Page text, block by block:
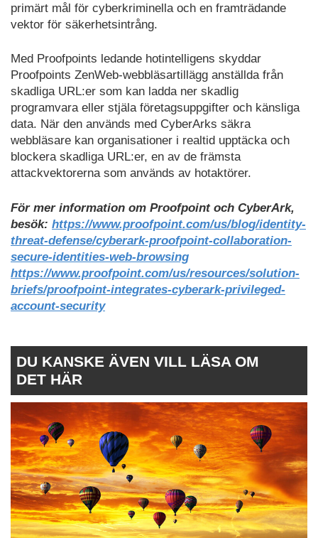
primärt mål för cyberkriminella och en framträdande
vektor för säkerhetsintrång.
Med Proofpoints ledande hotintelligens skyddar
Proofpoints ZenWeb-webbläsartillägg anställda från
skadliga URL:er som kan ladda ner skadlig
programvara eller stjäla företagsuppgifter och känsliga
data. När den används med CyberArks säkra
webbläsare kan organisationer i realtid upptäcka och
blockera skadliga URL:er, en av de främsta
attackvektorerna som används av hotaktörer.
För mer information om Proofpoint och CyberArk,
besök: https://www.proofpoint.com/us/blog/identity-
threat-defense/cyberark-proofpoint-collaboration-
secure-identities-web-browsing
https://www.proofpoint.com/us/resources/solution-
briefs/proofpoint-integrates-cyberark-privileged-
account-security
DU KANSKE ÄVEN VILL LÄSA OM
DET HÄR